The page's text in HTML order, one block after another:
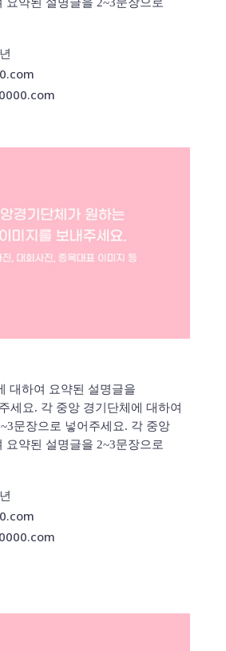
요약된 설명글을 2~3문장으로
대하여 요약된 설명글을
세요. 각 중앙 경기단체에 대하여
문장으로 넣어주세요. 각 중앙
요약된 설명글을 2~3문장으로